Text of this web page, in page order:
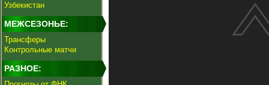
Узбекистан
МЕЖСЕЗОНЬЕ:
Трансферы
Контрольные матчи
РАЗНОЕ: